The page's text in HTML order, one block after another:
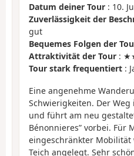
Datum deiner Tour : 10.
Zuverlässigkeit der
gut
Bequemes Folgen der
Attraktivität der Tour :
Tour stark frequentiert :
Eine angenehme
Schwierigkeiten. Der
und führt am neu
Bénonnieres” vorbei. Für
eingeschränkter
Teich angelegt. Sehr